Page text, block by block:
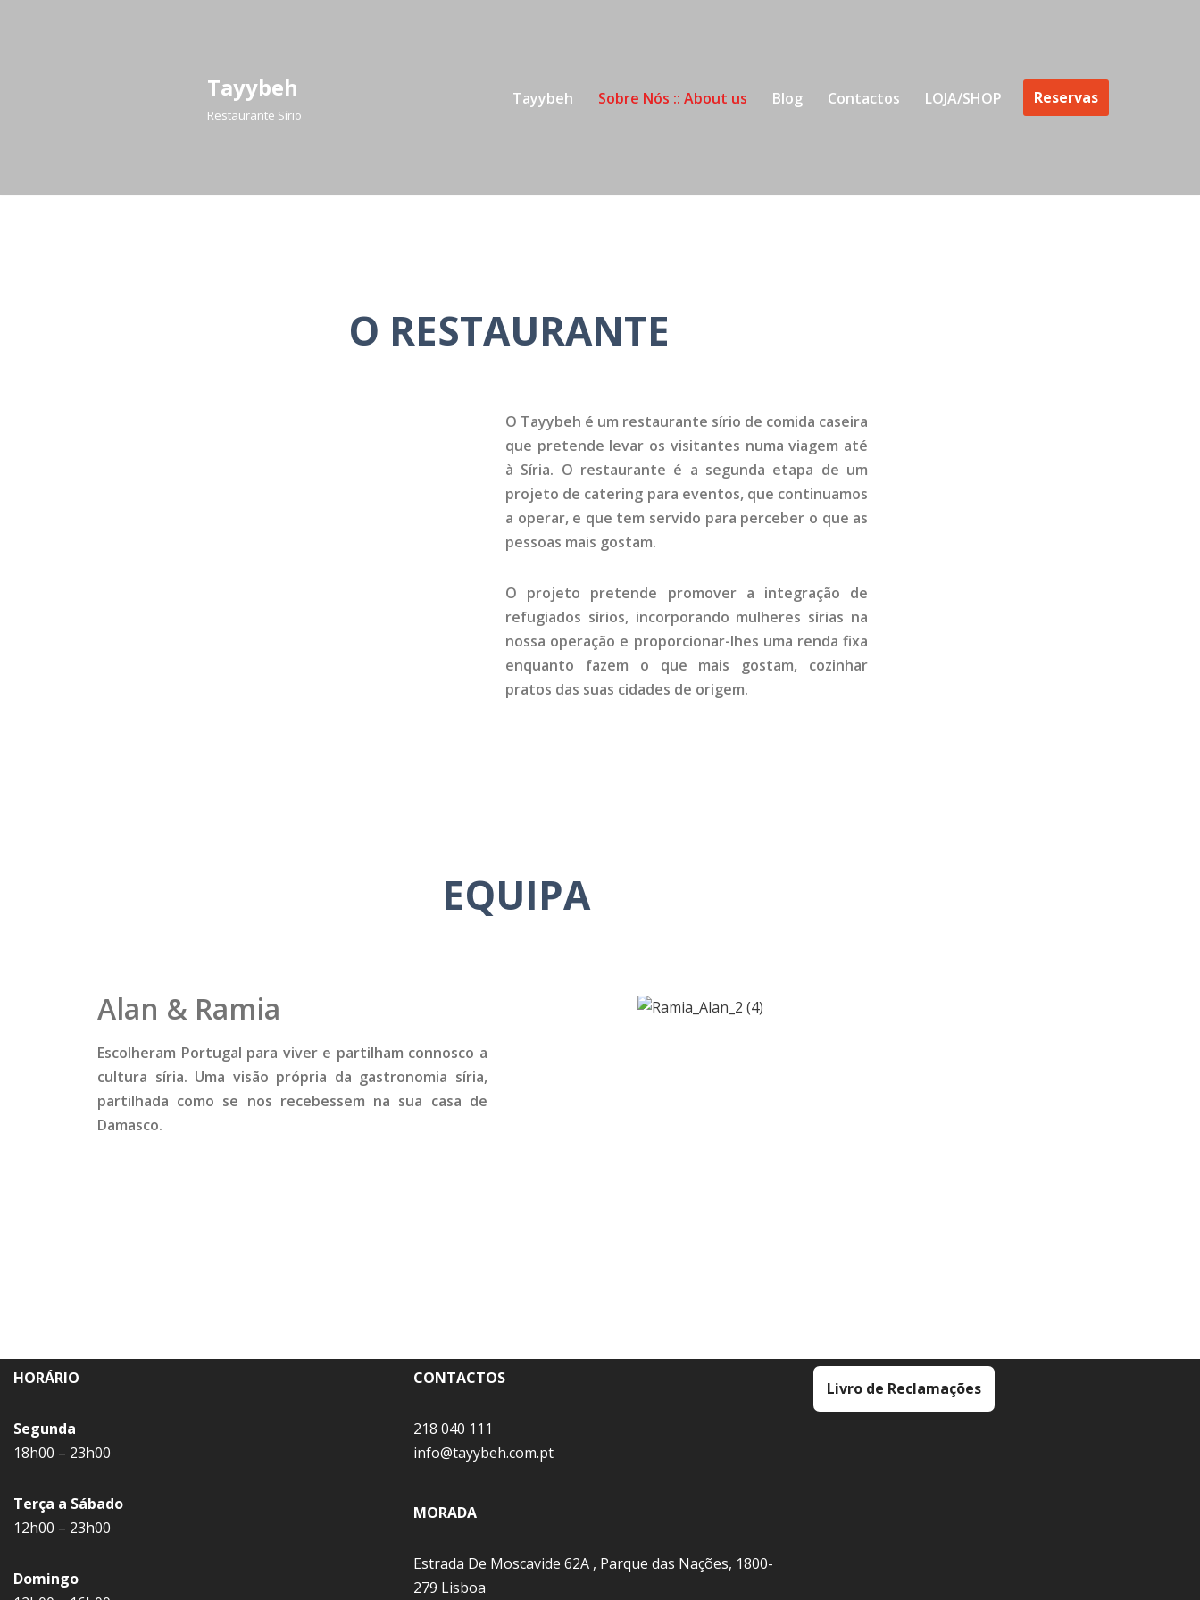
Tayybeh
Restaurante Sírio
Tayybeh Sobre Nós :: About us Blog Contactos LOJA/SHOP Reservas
O RESTAURANTE
O Tayybeh é um restaurante sírio de comida caseira
que pretende levar os visitantes numa viagem até
à Síria. O restaurante é a segunda etapa de um
projeto de catering para eventos, que continuamos
a operar, e que tem servido para perceber o que as
pessoas mais gostam.
O projeto pretende promover a integração de
refugiados sírios, incorporando mulheres sírias na
nossa operação e proporcionar-lhes uma renda fixa
enquanto fazem o que mais gostam, cozinhar
pratos das suas cidades de origem.
EQUIPA
Alan & Ramia
Escolheram Portugal para viver e partilham connosco a
cultura síria. Uma visão própria da gastronomia síria,
partilhada como se nos recebessem na sua casa de
Damasco.
HORÁRIO
Segunda
18h00 – 23h00
Terça a Sábado
12h00 – 23h00
Domingo
CONTACTOS
218 040 111
info@tayybeh.com.pt
MORADA
Estrada De Moscavide 62A , Parque das Nações, 1800-
279 Lisboa
Livro de Reclamações